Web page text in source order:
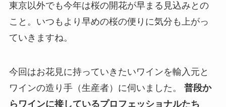
東京以外でも今年は桜の開花が早まる見込みとの
こと。いつもより早めの桜の便りに気分も上がっ
ていきますね。
今回はお花見に持っていきたいワインを輸入元と
ワインの造り手（生産者）に伺いました。 普段か
らワインに接しているプロフェッショナルたち